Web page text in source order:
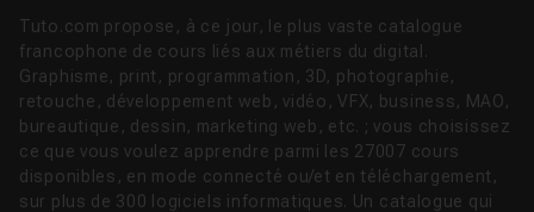
Tuto.com propose, à ce jour, le plus vaste catalogue
francophone de cours liés aux métiers du digital.
Graphisme, print, programmation, 3D, photographie,
retouche, développement web, vidéo, VFX, business, MAO,
bureautique, dessin, marketing web, etc. ; vous choisissez
ce que vous voulez apprendre parmi les 27007 cours
disponibles, en mode connecté ou/et en téléchargement,
sur plus de 300 logiciels informatiques. Un catalogue qui